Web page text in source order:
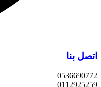
اتصل بنا
0536690772
0112925259